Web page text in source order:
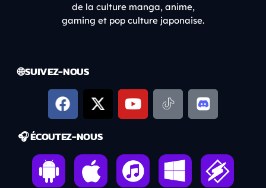
de la culture manga, anime,
gaming et pop culture japonaise.
🌐 SUIVEZ-NOUS
🎧 ÉCOUTEZ-NOUS